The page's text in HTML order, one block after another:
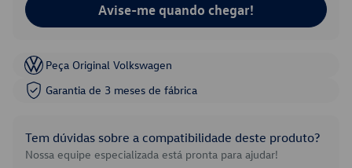
Avise-me quando chegar!
Peça Original Volkswagen
Garantia de 3 meses de fábrica
Tem dúvidas sobre a compatibilidade deste produto?
Nossa equipe especializada está pronta para ajudar!